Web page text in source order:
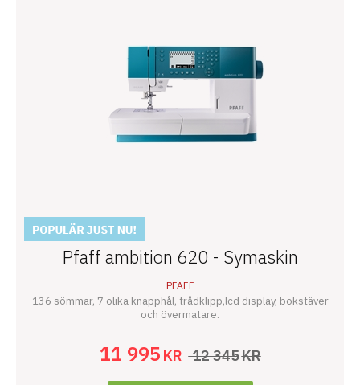
Pfaff ambition 620 - Symaskin
PFAFF
136 sömmar, 7 olika knapphål, trådklipp,lcd display, bokstäver
och övermatare.
11 995 KR 12 345KR